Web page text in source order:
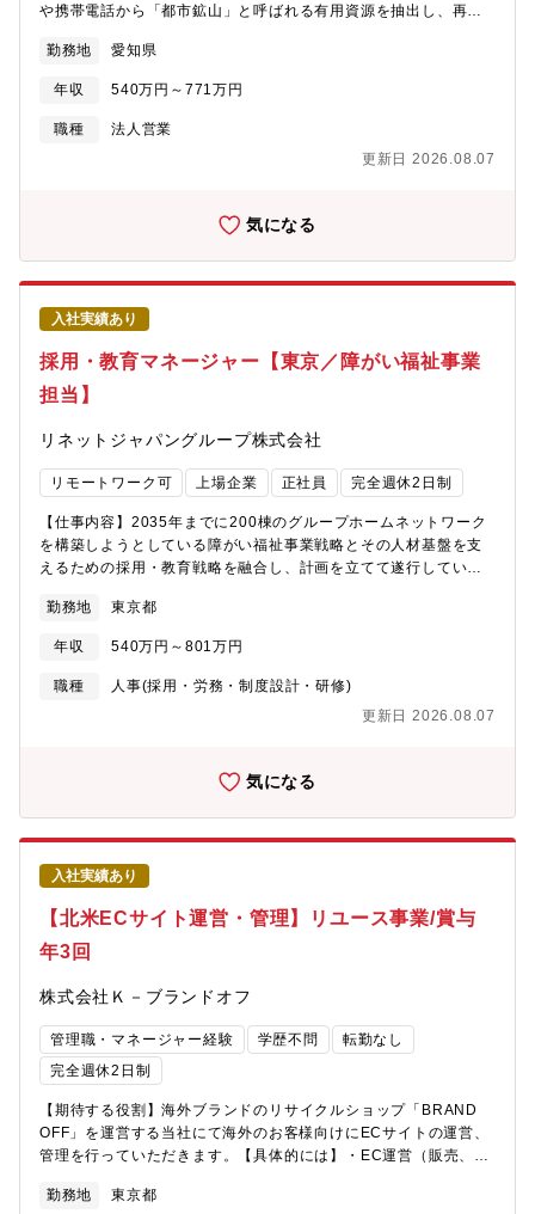
content/uploads/2019/12/20191203.pdf【リネットジャパング
る」を使命とし、本業のビジネスの中に社会貢献の仕組みを取り
ークで志の高い企業です。【ビジネスを通じて「偉大な作品」を
創る】私たちが取り組むのは、「リユース事業」「小型家電リサ
事業（HR事業）」での、ビジネスを通じた社会貢献です。例えば
パソコン・小型家電を回収、これらに含まれる有用な資源（＝都
市鉱山）をリサイクルする事業を展開しています。ただ単に循環
型社会に貢献するだけでなく、手作業が必要な解体作業工程にお
いて、知的障がいのある方を一般就労で雇用、集中力が高いとい
う特性を活かして、障がい者が活躍できる職場づくりを推進して
います。法律に基づき正しいルートでパソコンの回収が増加すれ
ば、知的障がいのある方の雇用も増える仕組みとなります。私た
ちは、「収益」と「社会性」が両立された持続可能な「偉大な作
品」を創るため、更に新しいビジネスモデルを模索していきま
パンリサイクル株式会社RENET (CAMBODIA) HR CO., LTD.（リ
株式会社
や携帯電話から「都市鉱山」と呼ばれる有用資源を抽出し、再資
カーボンニュートラル等の時代に合致したビジネスを展開してい
ます。宅配便を活用した回収モデルにおける全国オンリーワン企
業として、全国約700もの自治体と連携し、同社サービスは認知拡
大・利用者獲得につなげて、急成長しています。今回は、従来の
新たなマーケットに眠るPC等小型家電（都市鉱山）のリサイクル
営業マネージャー候補を募集します。＜主要ミッション＞■営業
KPI達成に向けた、営業活動、企画立案■サービス認知、利用促進
のため自治体、法人、団体向けイベントやセミナー企画運営■自治
体、教育機関、地域コミュニティなどを通じた家庭でのリサイク
ルマインド醸成活動
勤務地 愛知県
年収 540万円～771万円
職種
法人営業
更新日 2026.08.07
気になる
入社実績あり
採用・教育マネージャー【東京／障がい福祉事業
担当】
リネットジャパングループ株式会社
リモートワーク可 上場企業 正社員 完全週休2日制
【仕事内容】2035年までに200棟のグループホームネットワーク
を構築しようとしている障がい福祉事業戦略とその人材基盤を支
えるための採用・教育戦略を融合し、計画を立てて遂行していた
設を管理運営する人材は500名は必要であり、要員計画→採用計画
→育成計画まで一貫した戦略を立案し、人材を輩出するという重
要ミッションを担っていただきます。単純な計算上の計画ではな
く、人こそ財産という信念と、創意工夫をもって、現場を巻き込
勤務地 東京都
年収 540万円～801万円
職種
人事(採用・労務・制度設計・研修)
更新日 2026.08.07
気になる
入社実績あり
【北米ECサイト運営・管理】リユース事業/賞与
年3回
株式会社Ｋ－ブランドオフ
管理職・マネージャー経験 学歴不問
転勤なし
完全週休2日制
【期待する役割】海外ブランドのリサイクルショップ「BRAND
OFF」を運営する当社にて海外のお客様向けにECサイトの運営、
管理を行っていただきます。【具体的には】・EC運営（販売、マ
予実管理、計数管理、商品ページ管理）・売上管理（受注・売り
勤務地 東京都